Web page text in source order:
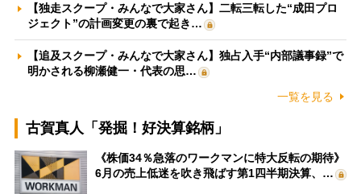
【独走スクープ・みんなで大家さん】二転三転した“成田プロ
ジェクト”の計画変更の裏で起き…
【追及スクープ・みんなで大家さん】独占入手“内部議事録”で
明かされる柳瀬健一・代表の思…
一覧を見る
古賀真人「発掘！好決算銘柄」
《株価34％急落のワークマンに特大反転の期待》
6月の売上低迷を吹き飛ばす第1四半期決算、…